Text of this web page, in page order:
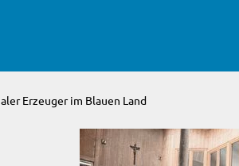
Erzeuger im Blauen Land